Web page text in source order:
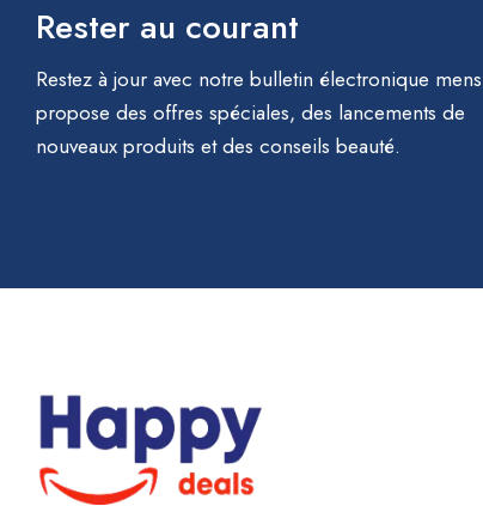
Rester au courant
Restez à jour avec notre bulletin électronique
propose des offres spéciales, des lancements de
nouveaux produits et des conseils beauté.